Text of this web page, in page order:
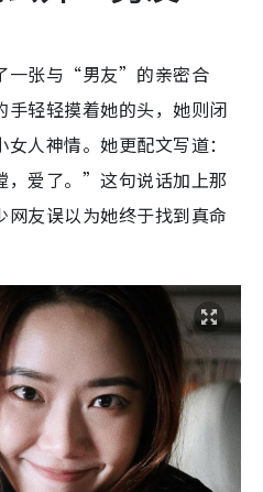
一张与“男友”的亲密合
手轻轻摸着她的头，她则闭
人神情。她更配文写道：
，爱了。”这句说话加上那
网友误以为她终于找到真命